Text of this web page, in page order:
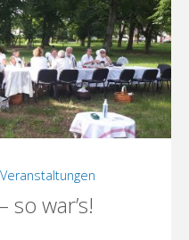
Veranstaltungen
so war’s!